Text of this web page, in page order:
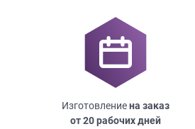
Изготовлениена заказ
от 20 рабочих дней